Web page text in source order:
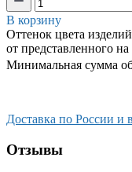
В корзину
Оттенок цвета
от представленного
Минимальная сумма
Доставка по России и
Отзывы